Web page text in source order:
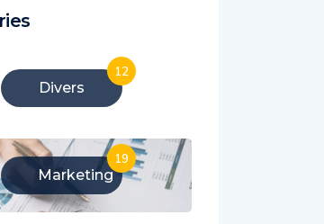
Divers
12
Marketing
19